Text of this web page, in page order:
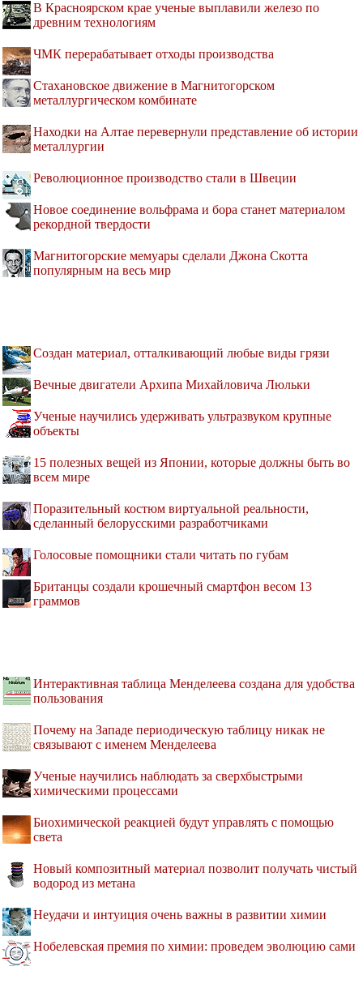
В Красноярском крае ученые выплавили железо по
древним технологиям
ЧМК перерабатывает отходы производства
Стахановское движение в Магнитогорском
металлургическом комбинате
Находки на Алтае перевернули представление об истории
металлургии
Революционное производство стали в Швеции
Новое соединение вольфрама и бора станет материалом
рекордной твердости
Магнитогорские мемуары сделали Джона Скотта
популярным на весь мир
Создан материал, отталкивающий любые виды грязи
Вечные двигатели Архипа Михайловича Люльки
Ученые научились удерживать ультразвуком крупные
объекты
15 полезных вещей из Японии, которые должны быть во
всем мире
Поразительный костюм виртуальной реальности,
сделанный белорусскими разработчиками
Голосовые помощники стали читать по губам
Британцы создали крошечный смартфон весом 13
граммов
Интерактивная таблица Менделеева создана для удобства
пользования
Почему на Западе периодическую таблицу никак не
связывают с именем Менделеева
Ученые научились наблюдать за сверхбыстрыми
химическими процессами
Биохимической реакцией будут управлять с помощью
света
Новый композитный материал позволит получать чистый
водород из метана
Неудачи и интуиция очень важны в развитии химии
Нобелевская премия по химии: проведем эволюцию сами